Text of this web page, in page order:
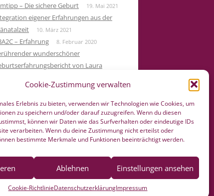
Cookie-Zustimmung verwalten
Erlebnis zu bieten, verwenden wir Technologien wie Cookies, um
zu speichern und/oder darauf zuzugreifen. Wenn du diesen
können wir Daten wie das Surfverhalten oder eindeutige IDs
verarbeiten. Wenn du deine Zustimmung nicht erteilst oder
bestimmte Merkmale und Funktionen beeinträchtigt werden.
Ablehnen Einstellungen ansehen
Cookie-RichtlinieDatenschutzerklärungImpressum
– Die sichere Geburt 19. Mai 2021
eigener Erfahrungen aus der
10. März 2021
– Erfahrung 8. Februar 2020
wunderschöner
von Laura
WEG vom Wochenend Crashkurs
27. August 2019